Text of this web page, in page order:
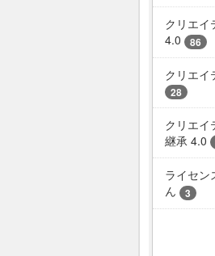
クリエイ
4.0
86
クリエイ
28
クリエイ
継承 4.0
ライセン
ん
3